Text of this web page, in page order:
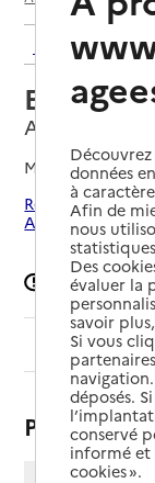
Retour aux
EHPAD
Acheux-en-
Mis à jour le08/
Rechercher les
Amiénois
Signaler
Sommaire
données
à
Afin de
nous
Des
évaluer la
savoir
Si vous
déposés.
conservé
informé et
cookies ».